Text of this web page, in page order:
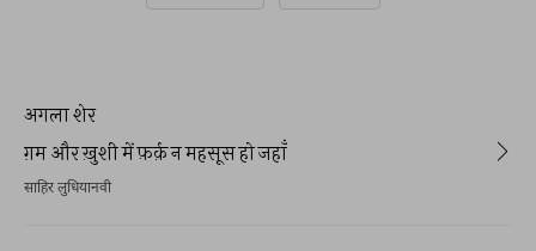
अगला शेर
ग़म और ख़ुशी में फ़र्क़ न महसूस हो जहाँ
साहिर लुधियानवी